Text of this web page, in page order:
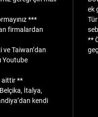
***
firmalardan
Taiwan’dan
Youtube
aittir **
İtalya,
kendi
ek
**